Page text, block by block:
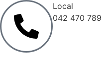
Local
042 470 789